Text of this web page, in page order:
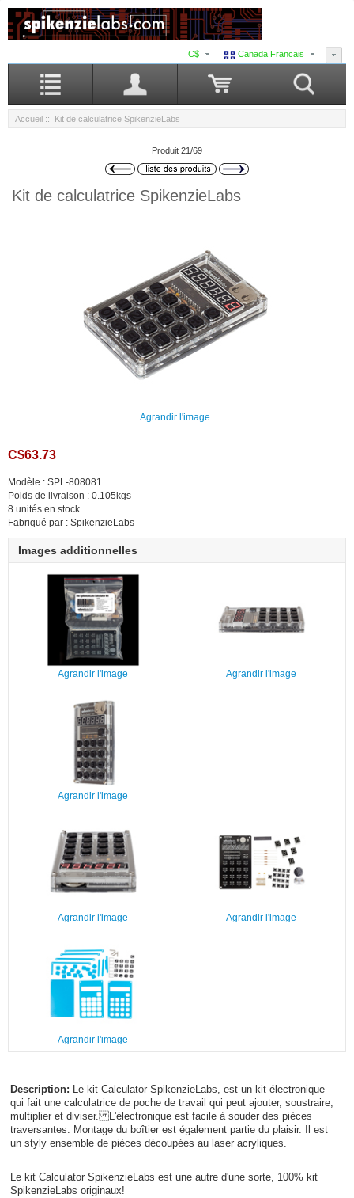
Canada Francais
C$
Accueil :: Kit de calculatrice SpikenzieLabs
Produit 21/69
Kit de calculatrice SpikenzieLabs
Agrandir l'image
C$63.73
Modèle : SPL-808081
Poids de livraison : 0.105kgs
8 unités en stock
Fabriqué par : SpikenzieLabs
Images additionnelles
Agrandir l'image Agrandir l'image
Agrandir l'image
Agrandir l'image Agrandir l'image
Agrandir l'image
Description: Le kit Calculator SpikenzieLabs, est un kit électronique
qui fait une calculatrice de poche de travail qui peut ajouter, soustraire,
multiplier et diviser. L'électronique est facile à souder des pièces
traversantes. Montage du boîtier est également partie du plaisir. Il est
un styly ensemble de pièces découpées au laser acryliques.
Le kit Calculator SpikenzieLabs est une autre d'une sorte, 100% kit
SpikenzieLabs originaux!